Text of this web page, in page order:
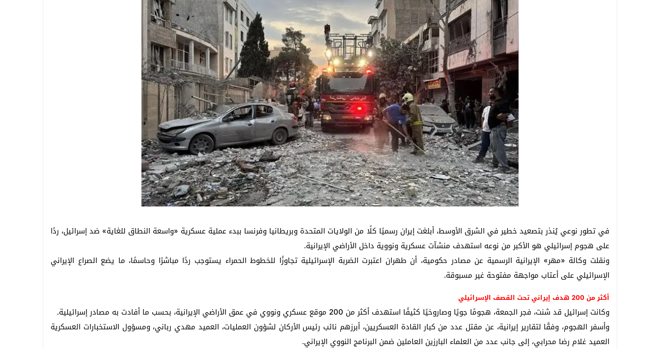
بعد زلزال الفجر .. أول تحرك عاجل من محافظ الجيزة ورسالة طمأنة مهمة للمواطنين
زلزال خليج السويس يهز القاهرة .. انهيار جزئي لعقار في روض الفرج ولجنة هندسية تكشف حجم الأضرار ومعهد الفلك يوضح السبب
بعد زلزال الفجر .. البحوث الفلكية تكشف مفاجأة عن الهزات الارتدادية والهلال الأحمر يعلن الطوارئ
في تطور نوعي يُنذر بتصعيد خطير في الشرق الأوسط، أبلغت إيران رسميًا كلًا من الولايات المتحدة وبريطانيا وفرنسا ببدء عملية عسكرية «واسعة النطاق للغاية» ضد إسرائيل، ردًا
على هجوم إسرائيلي هو الأكبر من نوعه استهدف منشآت عسكرية ونووية داخل الأراضي الإيرانية.
ونقلت وكالة «مهر» الإيرانية الرسمية عن مصادر حكومية، أن طهران اعتبرت الضربة الإسرائيلية تجاوزًا للخطوط الحمراء يستوجب ردًا مباشرًا وحاسمًا، ما يضع الصراع الإيراني
الإسرائيلي على أعتاب مواجهة مفتوحة غير مسبوقة.
أكثر من 200 هدف إيراني تحت القصف الإسرائيلي
وكانت إسرائيل قد شنت، فجر الجمعة، هجومًا جويًا وصاروخيًا كثيفًا استهدف أكثر من 200 موقع عسكري ونووي في عمق الأراضي الإيرانية، بحسب ما أفادت به مصادر إسرائيلية.
وأسفر الهجوم، وفقًا لتقارير إيرانية، عن مقتل عدد من كبار القادة العسكريين، أبرزهم نائب رئيس الأركان لشؤون العمليات، العميد مهدي رباني، ومسؤول الاستخبارات العسكرية
العميد غلام رضا محرابي، إلى جانب عدد من العلماء البارزين العاملين ضمن البرنامج النووي الإيراني.